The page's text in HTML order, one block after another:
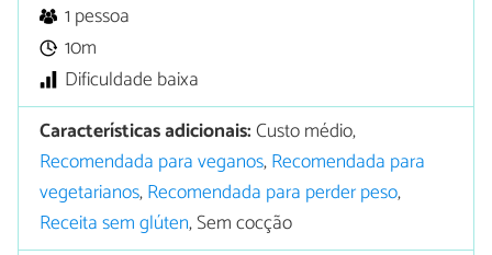
1 pessoa
10m
Dificuldade baixa
Características adicionais:Custo médio,
Recomendada para veganos,Recomendada para
vegetarianos,Recomendada para perder peso,
Receita sem glúten, Sem cocção